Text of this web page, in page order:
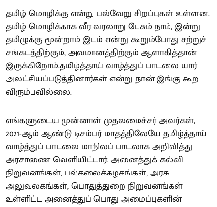
தமிழ் மொழிக்கு என்று பல்வேறு சிறப்புகள் உள்ளன.
தமிழ் மொழிக்காக வீர வரலாறு பேசும் நாம், இன்று
தமிழுக்கு மூன்றாம் இடம் என்று கூறும்போது சற்றுச்
சங்கடத்திற்கும், அவமானத்திற்கும் ஆளாகித்தான்
இருக்கிறோம்.தமிழ்த்தாய் வாழ்த்துப் பாடலை யார்
அலட்சியப்படுத்தினார்கள் என்று நான் இங்கு கூற
விரும்பவில்லை.
எங்களுடைய முன்னாள் முதலமைச்சர் அவர்கள்,
2021-ஆம் ஆண்டு டிசம்பர் மாதத்திலேயே தமிழ்த்தாய்
வாழ்த்துப் பாடலை மாநிலப் பாடலாக அறிவித்து
அரசாணை வெளியிட்டார். அனைத்துக் கல்வி
நிறுவனங்கள், பல்கலைக்கழகங்கள், அரசு
அலுவலகங்கள், பொதுத்துறை நிறுவனங்கள்
உள்ளிட்ட அனைத்துப் பொது அமைப்புகளின்